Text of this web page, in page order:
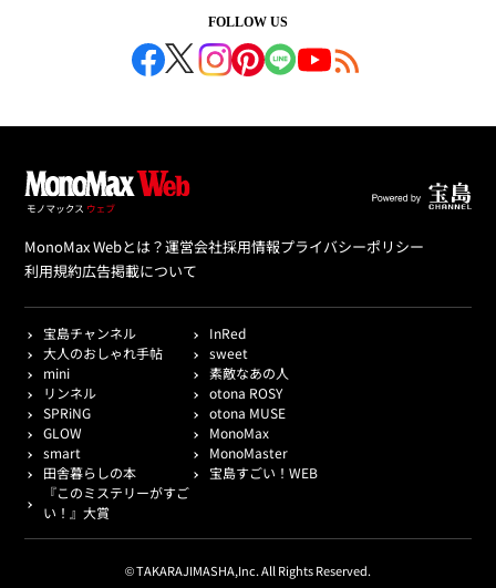
FOLLOW US
MonoMax Webとは？運営会社採用情報プライバシーポリシー
利用規約広告掲載について
宝島チャンネル
InRed
大人のおしゃれ手帖
sweet
mini
素敵なあの人
リンネル
otona ROSY
SPRiNG
otona MUSE
GLOW
MonoMax
smart
MonoMaster
田舎暮らしの本
宝島すごい！WEB
『このミステリーがすご
い！』大賞
© TAKARAJIMASHA,Inc. All Rights Reserved.